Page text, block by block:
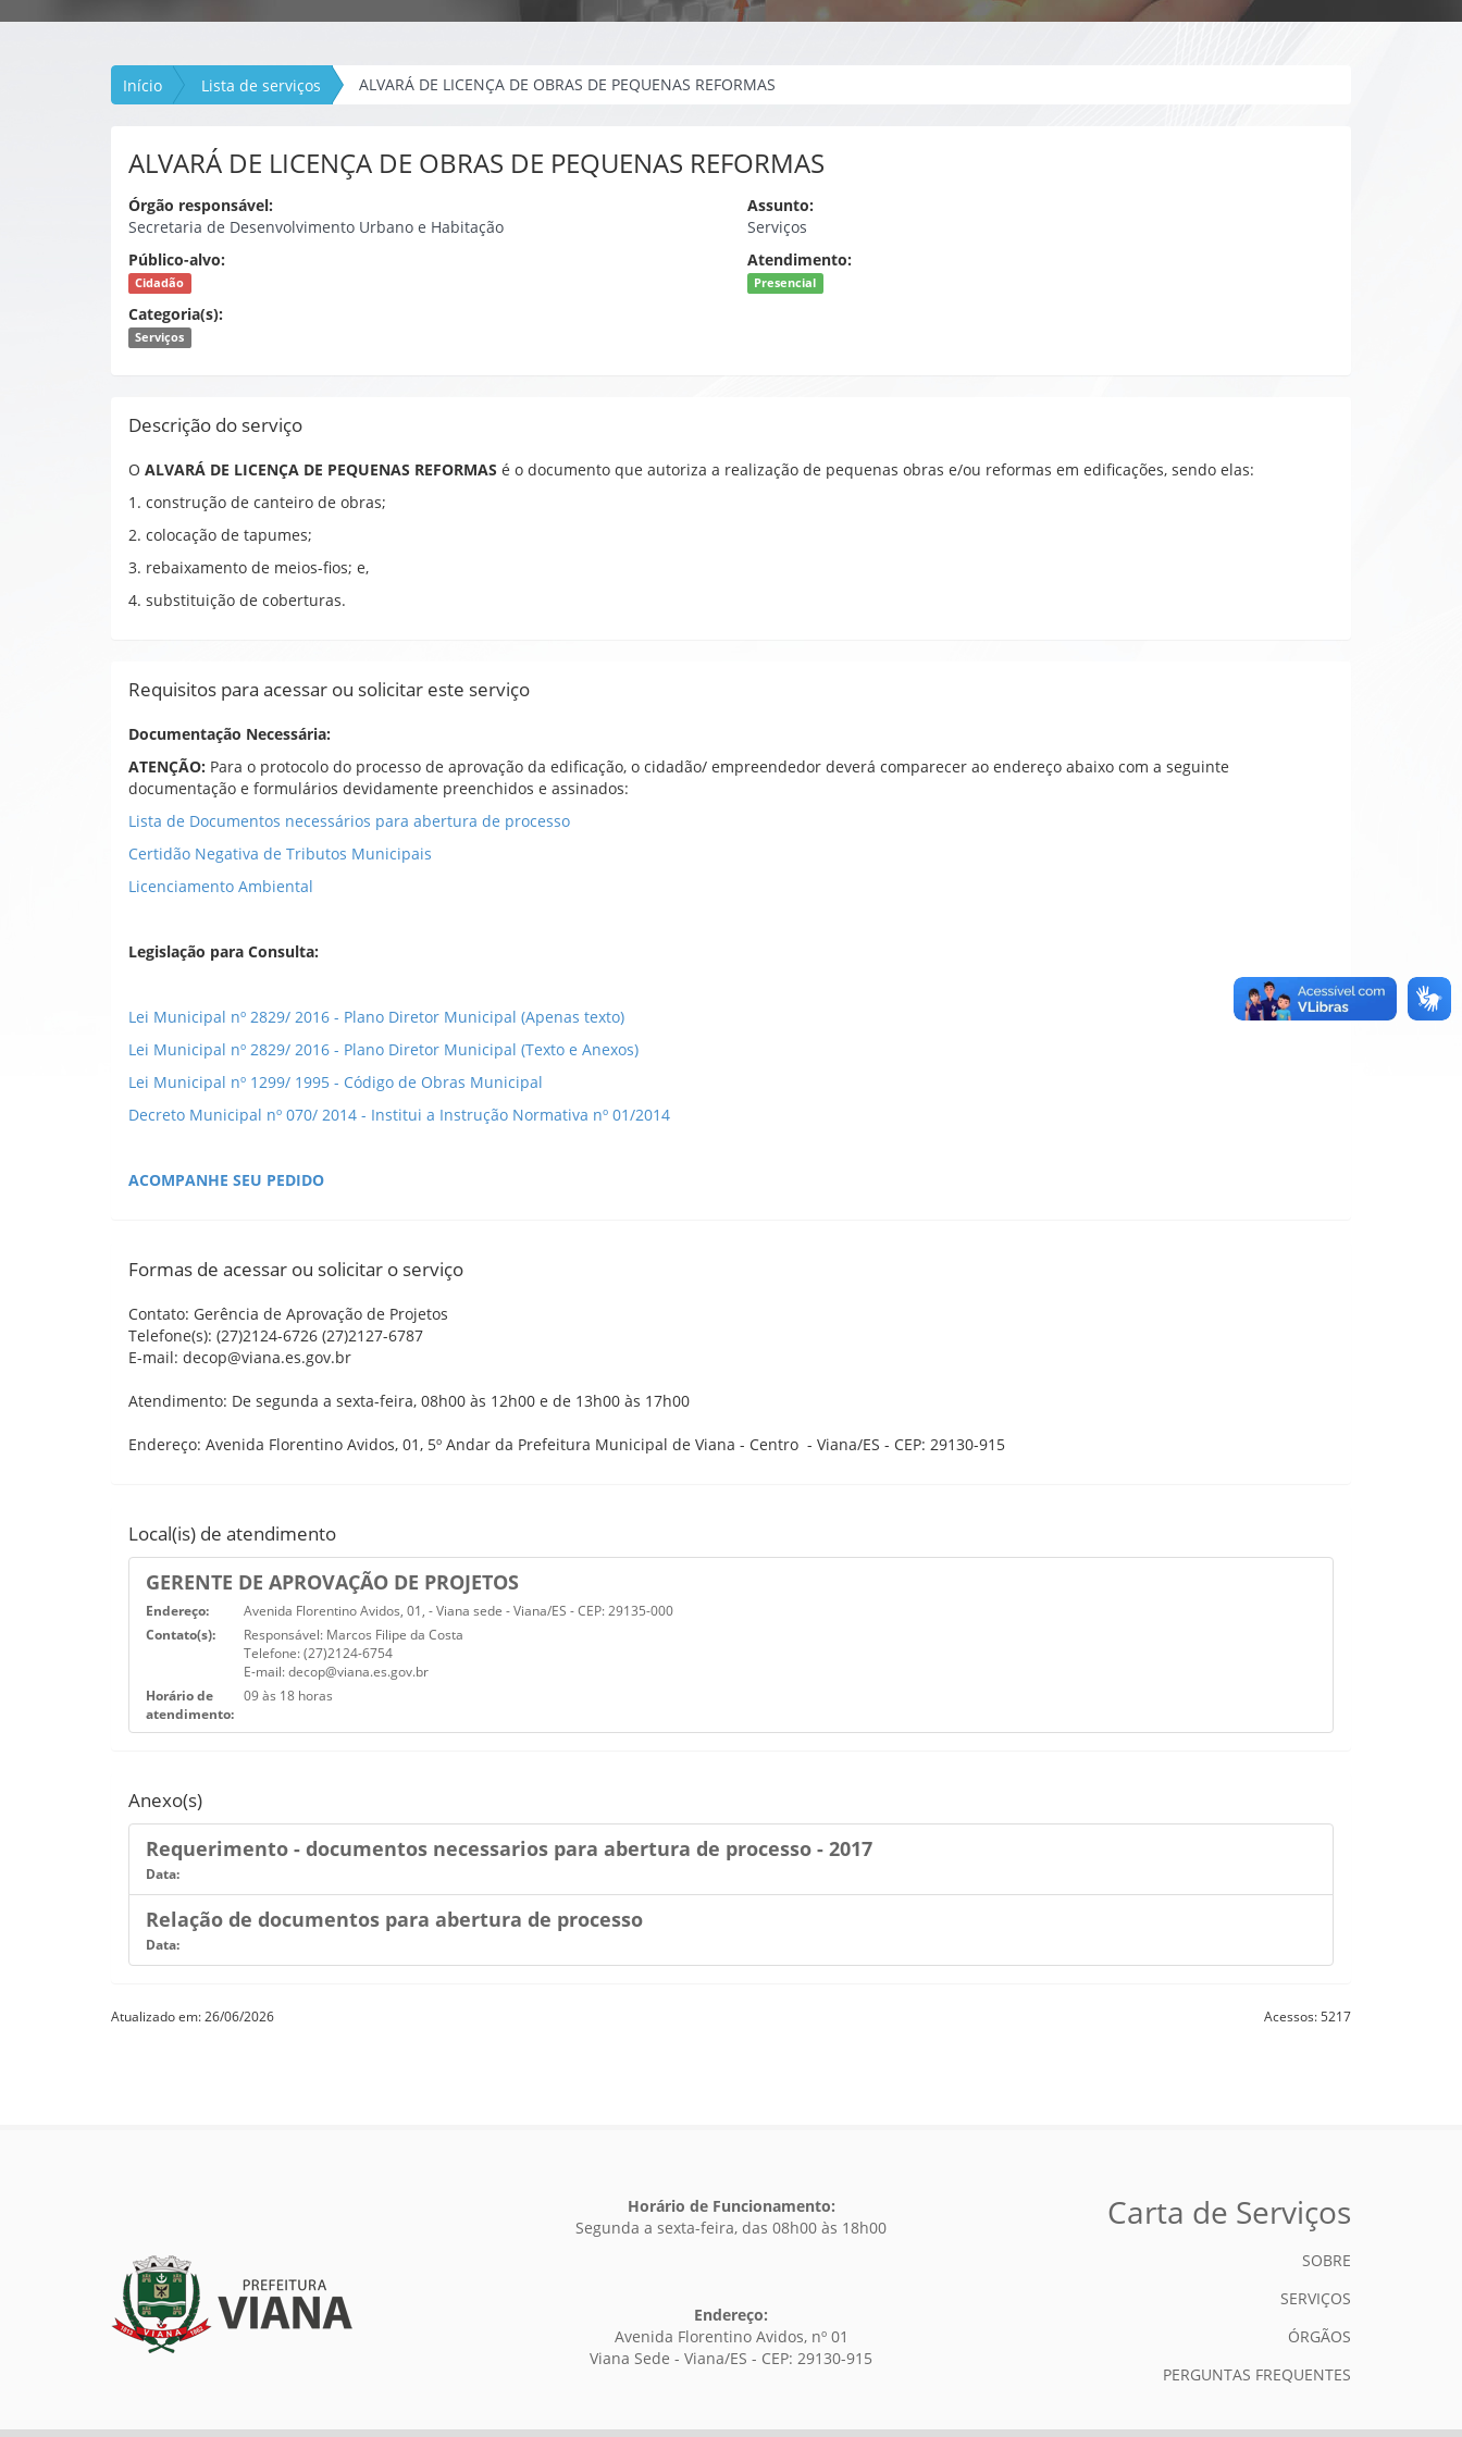
Início Lista de serviços ALVARÁ DE LICENÇA DE OBRAS DE PEQUENAS REFORMAS
ALVARÁ DE LICENÇA DE OBRAS DE PEQUENAS REFORMAS
Órgão responsável:
Secretaria de Desenvolvimento Urbano e Habitação
Público-alvo:
Cidadão
Assunto:
Serviços
Atendimento:
Presencial
Categoria(s):
Serviços
Descrição do serviço
O ALVARÁ DE LICENÇA DE PEQUENAS REFORMAS é o documento que autoriza a realização de pequenas obras e/ou reformas em edificações, sendo elas:
1. construção de canteiro de obras;
2. colocação de tapumes;
3. rebaixamento de meios-fios; e,
4. substituição de coberturas.
Requisitos para acessar ou solicitar este serviço
Documentação Necessária:
ATENÇÃO: Para o protocolo do processo de aprovação da edificação, o cidadão/ empreendedor deverá comparecer ao endereço abaixo com a seguinte
documentação e formulários devidamente preenchidos e assinados:
Lista de Documentos necessários para abertura de processo
Certidão Negativa de Tributos Municipais
Licenciamento Ambiental
Legislação para Consulta:
Lei Municipal nº 2829/ 2016 - Plano Diretor Municipal (Apenas texto)
Lei Municipal nº 2829/ 2016 - Plano Diretor Municipal (Texto e Anexos)
Lei Municipal nº 1299/ 1995 - Código de Obras Municipal
Decreto Municipal nº 070/ 2014 - Institui a Instrução Normativa nº 01/2014
ACOMPANHE SEU PEDIDO
Formas de acessar ou solicitar o serviço
Contato: Gerência de Aprovação de Projetos
Telefone(s): (27)2124-6726 (27)2127-6787
E-mail: decop@viana.es.gov.br
Atendimento: De segunda a sexta-feira, 08h00 às 12h00 e de 13h00 às 17h00
Endereço: Avenida Florentino Avidos, 01, 5º Andar da Prefeitura Municipal de Viana - Centro - Viana/ES - CEP: 29130-915
Local(is) de atendimento
GERENTE DE APROVAÇÃO DE PROJETOS
Endereço:
Avenida Florentino Avidos, 01, - Viana sede - Viana/ES - CEP: 29135-000
Contato(s):
Responsável: Marcos Filipe da Costa
Telefone: (27)2124-6754
E-mail: decop@viana.es.gov.br
Horário de
atendimento:
09 às 18 horas
Anexo(s)
Requerimento - documentos necessarios para abertura de processo - 2017
Data:
Relação de documentos para abertura de processo
Data:
Atualizado em: 26/06/2026 Acessos: 5217
Horário de Funcionamento:
Segunda a sexta-feira, das 08h00 às 18h00
Endereço:
Avenida Florentino Avidos, nº 01
Viana Sede - Viana/ES - CEP: 29130-915
Carta de Serviços
SOBRE
SERVIÇOS
ÓRGÃOS
PERGUNTAS FREQUENTES